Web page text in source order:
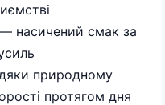
насичений смак за
природному
протягом дня